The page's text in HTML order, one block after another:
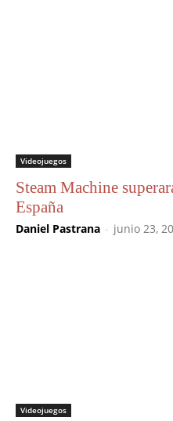
Videojuegos
Steam Machine
España
Daniel Pastrana - junio 23,
Videojuegos